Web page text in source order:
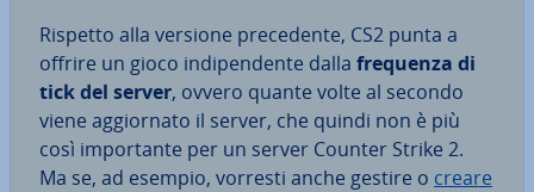
Rispetto alla versione pre­ce­den­te, CS2 punta a
offrire un gioco in­di­pen­den­te dalla frequenza di
tick del server, ovvero quante volte al secondo
viene ag­gior­na­to il server, che quindi non è più
così im­por­tan­te per un server Counter Strike 2.
Ma se, ad esempio, vorresti anche gestire o creare